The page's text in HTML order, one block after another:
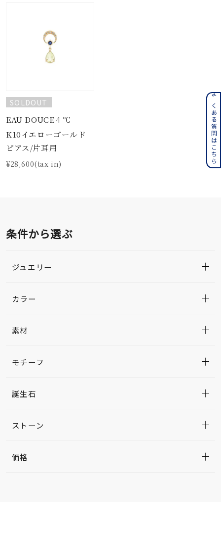
SOLDOUT
EAU DOUCE４℃
K10イエローゴールド
ピアス/片耳用
¥28,600(tax in)
条件から選ぶ
ジュエリー
カラー
素材
モチーフ
誕生石
ストーン
価格
よくある質問はこちら